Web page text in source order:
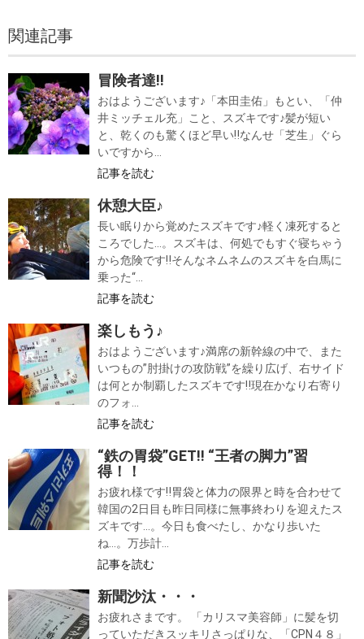
関連記事
冒険者達‼
おはようございます♪「本田圭佑」もとい、「仲
井ミッチェル充」こと、スズキです♪髪が短い
と、乾くのも驚くほど早い‼なんせ「芝生」ぐら
いですから...
記事を読む
休憩大臣♪
長い眠りから覚めたスズキです♪軽く凍死すると
ころでした…。スズキは、何処でもすぐ寝ちゃう
から危険です‼そんなネムネムのスズキを白馬に
乗った“...
記事を読む
楽しもう♪
おはようございます♪満席の新幹線の中で、また
いつもの”肘掛けの攻防戦”を繰り広げ、右サイド
は何とか制覇したスズキです‼現在かなり右寄り
のフォ...
記事を読む
“鉄の胃袋”GET‼ “王者の脚力”習
得！！
お疲れ様です‼胃袋と体力の限界と時を合わせて
韓国の2日目も昨日同様に無事終わりを迎えたス
ズキです…。今日も食べたし、かなり歩いた
ね…。万歩計...
記事を読む
新聞沙汰・・・
お疲れさまです。 「カリスマ美容師」に髪を切
っていただきスッキリさっぱりな、「CPN４８」